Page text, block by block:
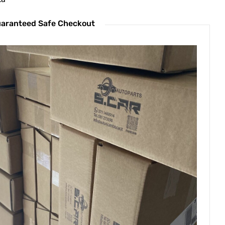
Safe Checkout